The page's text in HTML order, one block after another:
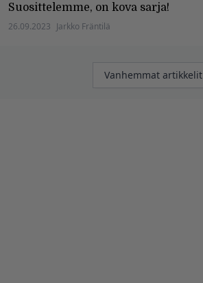
Suosittelemme, on kova sarja!
26.09.2023 Jarkko Fräntilä
Artikkelien
Vanhemmat artikkelit